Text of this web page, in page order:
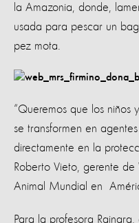
la Amazonia, donde,
usada para pescar un
pez mota.
“Queremos que los
se transformen en
directamente en la
Roberto Vieto, gerente de
Animal Mundial en
Para la profesora